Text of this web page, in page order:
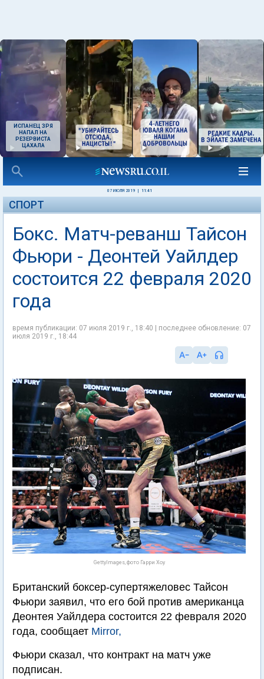
ИСПАНЕЦ ЗРЯ
НАПАЛ НА
РЕЗЕРВИСТА
ЦАХАЛА
07 ИЮЛЯ 2019 11:41
СПОРТ
Бокс. Матч-реванш Тайсон
Фьюри - Деонтей Уайлдер
состоится 22 февраля 2020
года
время публикации: 07 июля 2019 г., 18:40 | последнее обновление: 07
июля 2019 г., 18:44
GettyImages, фото Гарри Хоу
Британский боксер-супертяжеловес Тайсон
Фьюри заявил, что его бой против американца
Деонтея Уайлдера состоится 22 февраля 2020
года, сообщает Mirror,
Фьюри сказал, что контракт на матч уже
подписан.